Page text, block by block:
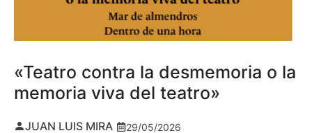
«Teatro contra la desmemoria o la
memoria viva del teatro»
JUAN LUIS MIRA 29/05/2026